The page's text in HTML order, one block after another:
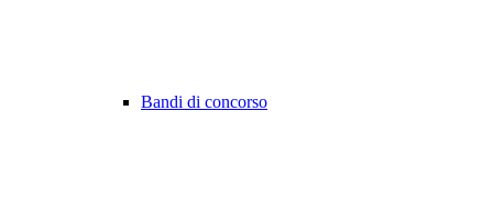
Bandi di concorso